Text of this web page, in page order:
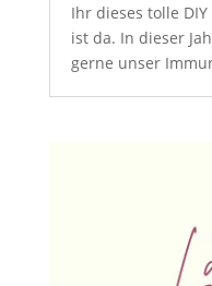
Ihr dieses tolle
ist da. In dieser
gerne unser